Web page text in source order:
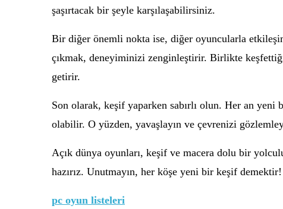
şaşırtacak bir şeyle karşılaşabilirsiniz.
Bir diğer önemli nokta ise, diğer oyuncularla
çıkmak, deneyiminizi zenginleştirir. Birlikte
getirir.
Son olarak, keşif yaparken sabırlı olun. Her an
olabilir. O yüzden, yavaşlayın ve çevrenizi
Açık dünya oyunları, keşif ve macera dolu bir
hazırız. Unutmayın, her köşe yeni bir keşif demektir!
pc oyun listeleri